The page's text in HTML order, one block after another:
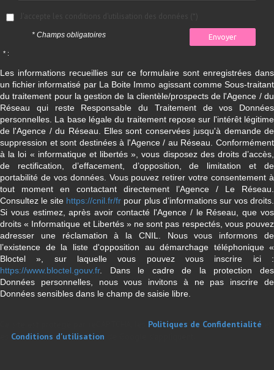
Envoyer
* Champs obligatoires
* :
Les informations recueillies sur ce formulaire sont enregistrées dans
un fichier informatisé par La Boite Immo agissant comme Sous-traitant
du traitement pour la gestion de la clientèle/prospects de l'Agence / du
Réseau qui reste Responsable du Traitement de vos Données
personnelles. La base légale du traitement repose sur l'intérêt légitime
de l'Agence / du Réseau. Elles sont conservées jusqu'à demande de
suppression et sont destinées à l'Agence / au Réseau. Conformément
à la loi « informatique et libertés », vous disposez des droits d’accès,
de rectification, d’effacement, d’opposition, de limitation et de
portabilité de vos données. Vous pouvez retirer votre consentement à
tout moment en contactant directement l’Agence / Le Réseau.
Consultez le site https://cnil.fr/fr pour plus d’informations sur vos droits.
Si vous estimez, après avoir contacté l'Agence / le Réseau, que vos
droits « Informatique et Libertés » ne sont pas respectés, vous pouvez
adresser une réclamation à la CNIL. Nous vous informons de
l’existence de la liste d'opposition au démarchage téléphonique «
Bloctel », sur laquelle vous pouvez vous inscrire ici :
https://www.bloctel.gouv.fr. Dans le cadre de la protection des
Données personnelles, nous vous invitons à ne pas inscrire de
Données sensibles dans le champ de saisie libre.
Politiques de Confidentialité
Conditions d'utilisation